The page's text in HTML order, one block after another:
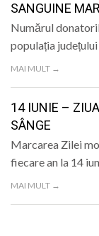
SANGUINE
Numărul
populația
MAI MULT →
14 IUNIE –
SÂNGE
Marcarea Zilei
fiecare an la 14
MAI MULT →